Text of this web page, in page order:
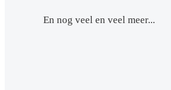
En nog veel en veel meer...